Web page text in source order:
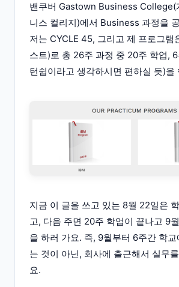
밴쿠버 Gastown Business College(
니스 컬리지)에서 Business 과정을
저는 CYCLE 45, 그리고 제 프로그램
스트)로 총 26주 과정 중 20주 학업,
턴쉽이라고 생각하시면 편하실 듯)을
지금 이 글을 쓰고 있는 8월 22일은
고, 다음 주면 20주 학업이 끝나고 9
을 하러 가요. 즉, 9월부터 6주간 학
는 것이 아닌, 회사에 출근해서 실무
요.